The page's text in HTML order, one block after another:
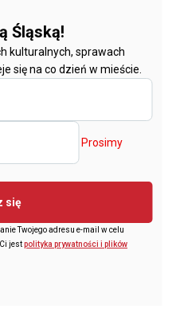
Śląską!
kulturalnych, sprawach
się na co dzień w mieście.
Prosimy
się
Twojego adresu e-mail w celu
jestpolityka prywatności i plików